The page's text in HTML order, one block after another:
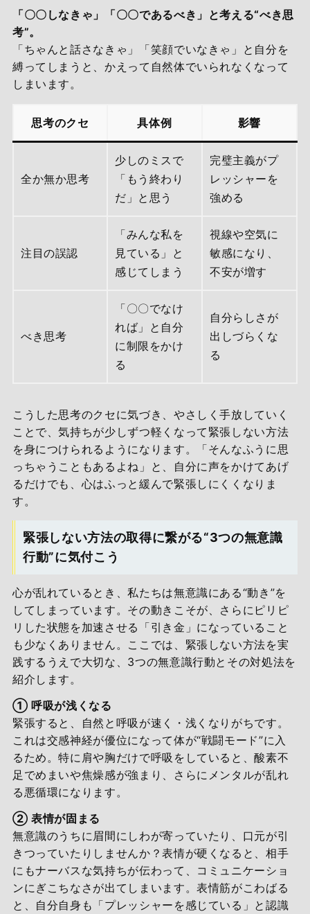
「〇〇しなきゃ」「〇〇であるべき」と考える“べき思
考”。
「ちゃんと話さなきゃ」「笑顔でいなきゃ」と自分を
縛ってしまうと、かえって自然体でいられなくなって
しまいます。
思考のクセ 具体例 影響
全か無か思考
少しのミスで
「もう終わり
だ」と思う
完璧主義がプ
レッシャーを
強める
注目の誤認
「みんな私を
見ている」と
感じてしまう
視線や空気に
敏感になり、
不安が増す
べき思考
「〇〇でなけ
れば」と自分
に制限をかけ
る
自分らしさが
出しづらくな
る
こうした思考のクセに気づき、やさしく手放していく
ことで、気持ちが少しずつ軽くなって緊張しない方法
を身につけられるようになります。「そんなふうに思
っちゃうこともあるよね」と、自分に声をかけてあげ
るだけでも、心はふっと緩んで緊張しにくくなりま
す。
緊張しない方法の取得に繋がる“3つの無意識
行動”に気付こう
心が乱れているとき、私たちは無意識にある“動き”を
してしまっています。その動きこそが、さらにピリピ
リした状態を加速させる「引き金」になっていること
も少なくありません。ここでは、緊張しない方法を実
践するうえで大切な、3つの無意識行動とその対処法を
紹介します。
① 呼吸が浅くなる
緊張すると、自然と呼吸が速く・浅くなりがちです。
これは交感神経が優位になって体が“戦闘モード”に入
るため。特に肩や胸だけで呼吸をしていると、酸素不
足でめまいや焦燥感が強まり、さらにメンタルが乱れ
る悪循環になります。
② 表情が固まる
無意識のうちに眉間にしわが寄っていたり、口元が引
きつっていたりしませんか？表情が硬くなると、相手
にもナーバスな気持ちが伝わって、コミュニケーショ
ンにぎこちなさが出てしまいます。表情筋がこわばる
と、自分自身も「プレッシャーを感じている」と認識